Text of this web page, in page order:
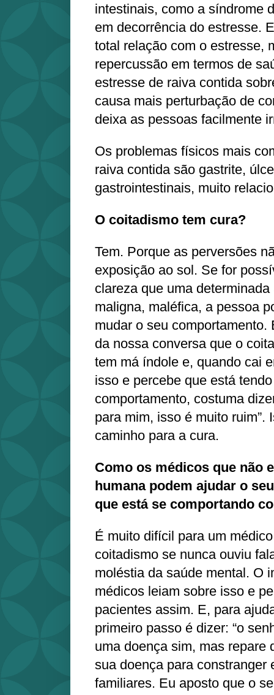
intestinais, como a síndrome
em decorrência do estresse.
total relação com o estresse,
repercussão em termos de
estresse de raiva contida
causa mais perturbação de
deixa as pessoas facilmente
Os problemas físicos mais
raiva contida são gastrite,
gastrointestinais, muito
O coitadismo tem cura?
Tem. Porque as perversões
exposição ao sol. Se for
clareza que uma
maligna, maléfica, a pessoa
mudar o seu comportamento.
da nossa conversa que o
tem má índole e, quando cai
isso e percebe que está
comportamento, costuma
para mim, isso é muito ruim”.
caminho para a cura.
Como os médicos que não
humana podem ajudar o
que está se comportando
É muito difícil para um
coitadismo se nunca ouviu
moléstia da saúde mental. O
médicos leiam sobre isso e
pacientes assim. E, para
primeiro passo é dizer: “o
uma doença sim, mas repare
sua doença para constranger
familiares. Eu aposto que o